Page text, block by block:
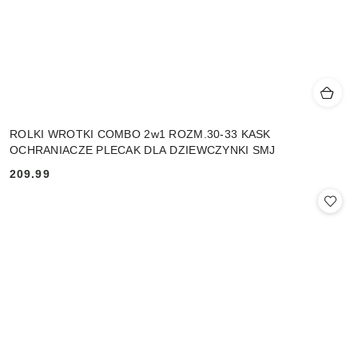
ROLKI WROTKI COMBO 2w1 ROZM.30-33 KASK
OCHRANIACZE PLECAK DLA DZIEWCZYNKI SMJ
Cena:
209.99